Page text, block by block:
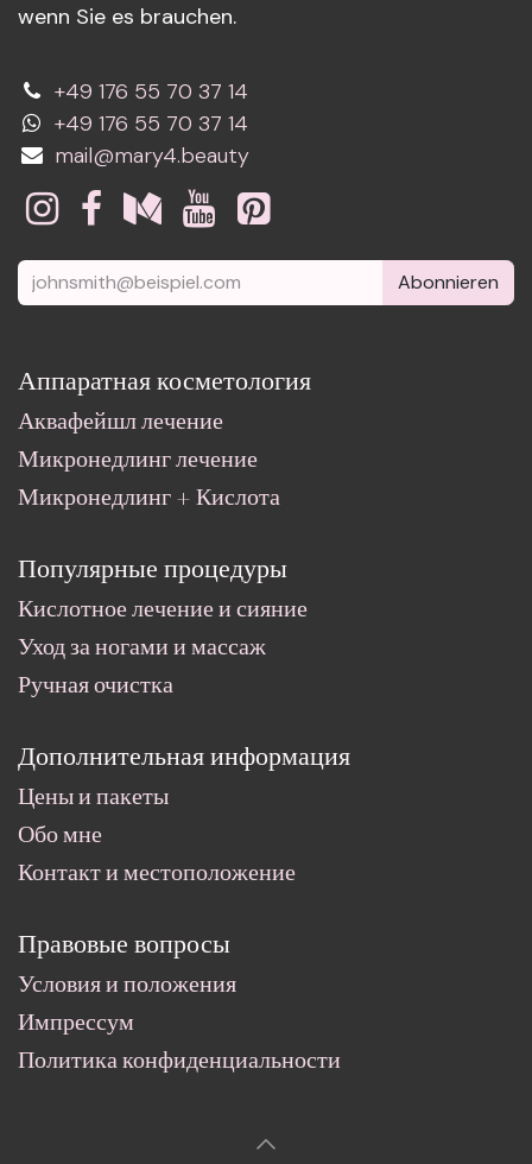
wenn Sie es brauchen.
+49 176 55 70 37 14
+49 176 55 70 37 14
mail@mary4.beauty
Abonnieren
Аппаратная косметология
Аквафейшл лечение
Микронедлинг лечение
Микронедлинг + Кислота
Популярные процедуры
Кислотное лечение и сияние
Уход за ногами и массаж
Ручная очистка
Дополнительная информация
Цены и пакеты
Обо мне
Контакт и местоположение
Правовые вопросы
Условия и положения
Импрессум
Политика конфиденциальности